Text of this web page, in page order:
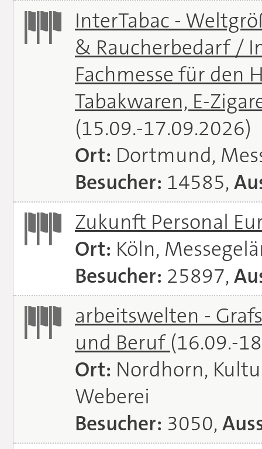
InterTabac -
& Raucherbedarf /
Fachmesse für den
Tabakwaren, E-
(15.09.-17.09.2026)
Ort: Dortmund,
Besucher: 14585,
Zukunft Personal
Ort: Köln,
Besucher: 25897,
arbeitswelten -
und Beruf (16.09.-
Ort: Nordhorn,
Weberei
Besucher: 3050,